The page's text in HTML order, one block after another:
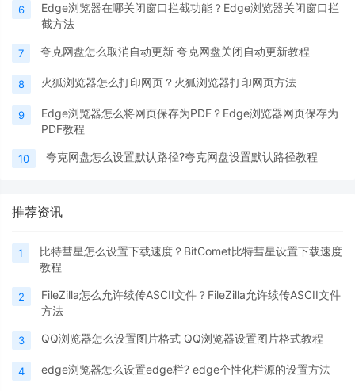
6
Edge浏览器在哪关闭窗口拦截功能？Edge浏览器关闭窗口拦
截方法
7 夸克网盘怎么取消自动更新 夸克网盘关闭自动更新教程
8 火狐浏览器怎么打印网页？火狐浏览器打印网页方法
9
Edge浏览器怎么将网页保存为PDF？Edge浏览器网页保存为
PDF教程
10 夸克网盘怎么设置默认路径?夸克网盘设置默认路径教程
推荐资讯
1
比特彗星怎么设置下载速度？BitComet比特彗星设置下载速度
教程
2
FileZilla怎么允许续传ASCII文件？FileZilla允许续传ASCII文件
方法
3 QQ浏览器怎么设置图片格式 QQ浏览器设置图片格式教程
4 edge浏览器怎么设置edge栏? edge个性化栏源的设置方法